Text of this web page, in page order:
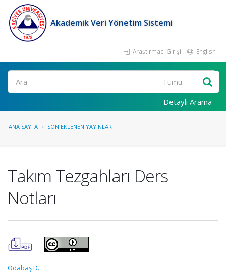
Akademik Veri Yönetim Sistemi
Araştırmacı Girişi English
Ara
Detaylı Arama
ANA SAYFA SON EKLENEN YAYINLAR
Takım Tezgahları Ders
Notları
Odabaş D.